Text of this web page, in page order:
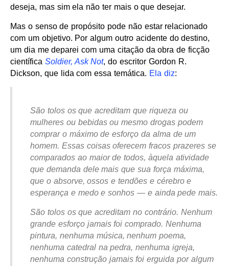
deseja, mas sim ela não ter mais o que desejar.
Mas o senso de propósito pode não estar relacionado
com um objetivo. Por algum outro acidente do destino,
um dia me deparei com uma citação da obra de ficção
científica Soldier, Ask Not, do escritor Gordon R.
Dickson, que lida com essa temática. Ela diz:
São tolos os que acreditam que riqueza ou
mulheres ou bebidas ou mesmo drogas podem
comprar o máximo de esforço da alma de um
homem. Essas coisas oferecem fracos prazeres se
comparados ao maior de todos, àquela atividade
que demanda dele mais que sua força máxima,
que o absorve, ossos e tendões e cérebro e
esperança e medo e sonhos — e ainda pede mais.
São tolos os que acreditam no contrário. Nenhum
grande esforço jamais foi comprado. Nenhuma
pintura, nenhuma música, nenhum poema,
nenhuma catedral na pedra, nenhuma igreja,
nenhuma construção jamais foi erguida por algum